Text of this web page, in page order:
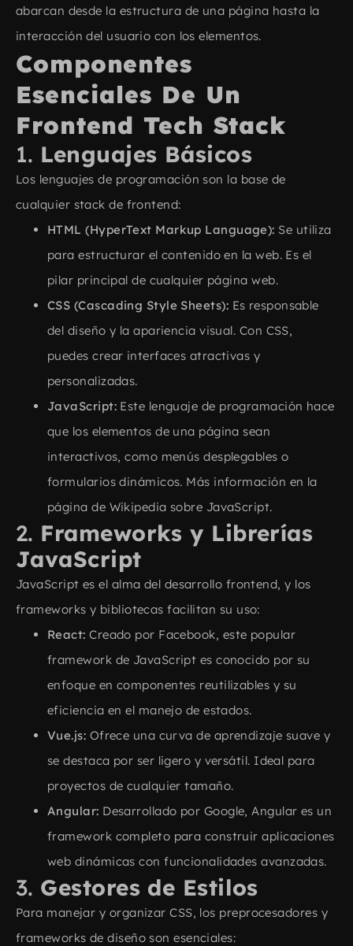
abarcan desde la estructura de una página hasta la
interacción del usuario con los elementos.
Componentes
Esenciales De Un
Frontend Tech Stack​
1. Lenguajes Básicos
Los lenguajes de programación son la base de
cualquier stack de frontend:
HTML (HyperText Markup Language): Se utiliza
para estructurar el contenido en la web. Es el
pilar principal de cualquier página web.
CSS (Cascading Style Sheets): Es responsable
del diseño y la apariencia visual. Con CSS,
puedes crear interfaces atractivas y
personalizadas.
JavaScript:Este lenguaje de programación hace
que los elementos de una página sean
interactivos, como menús desplegables o
formularios dinámicos. Más información en la
página de Wikipedia sobre JavaScript.
2. Frameworks y Librerías
JavaScript
JavaScript es el alma del desarrollo frontend, y los
frameworks y bibliotecas facilitan su uso:
React: Creado por Facebook, este popular
framework de JavaScript es conocido por su
enfoque en componentes reutilizables y su
eficiencia en el manejo de estados.
Vue.js: Ofrece una curva de aprendizaje suave y
se destaca por ser ligero y versátil. Ideal para
proyectos de cualquier tamaño.
Angular: Desarrollado por Google, Angular es un
framework completo para construir aplicaciones
web dinámicas con funcionalidades avanzadas.
3. Gestores de Estilos
Para manejar y organizar CSS, los preprocesadores y
frameworks de diseño son esenciales: